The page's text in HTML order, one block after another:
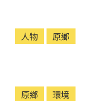
人物 原鄉
原鄉 環境